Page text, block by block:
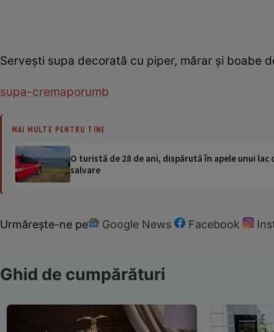
Servești supa decorată cu piper, mărar și boabe
supa-cremaporumb
MAI MULTE PENTRU TINE
O turistă de 28 de ani, dispărută în apele unui
salvare
Urmărește-ne pe Google News Facebook
Ghid de cumpărături